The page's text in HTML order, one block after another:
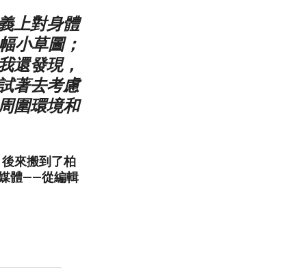
上對身體
小草圖；
還發現，
著去考慮
圍環境和
來搬到了柏
體——從編輯